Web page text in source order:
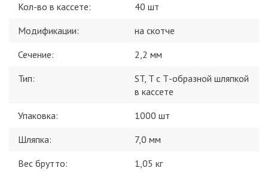
Кол-во в кассете:
40 шт
Модификации:
на скотче
Сечение:
2,2 мм
Тип:
ST, T c Т-образной шляпкой
в кассете
Упаковка:
1000 шт
Шляпка:
7,0 мм
Вес брутто:
1,05 кг